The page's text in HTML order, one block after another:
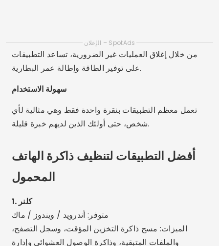
المحمول
متوفر: أندرويد / ويندوز / ماك
الميزات: مسح ذاكرة التخزين المؤقت، وسجل التصفح،
والملفات المتبقية، وذاكرة الوصول العشوائي وإدارة
المميزات: واجهة سهلة الاستخدام، وتحليل التخزين، ووظيفة
"التنظيف التلقائي".
2. ملفات من جوجل
متوفر: أندرويد
المميزات: يقوم بحذف الملفات غير الضرورية والذاكرة
المميزات: آمن، خالٍ من الإعلانات ومُنشأ بواسطة Google.